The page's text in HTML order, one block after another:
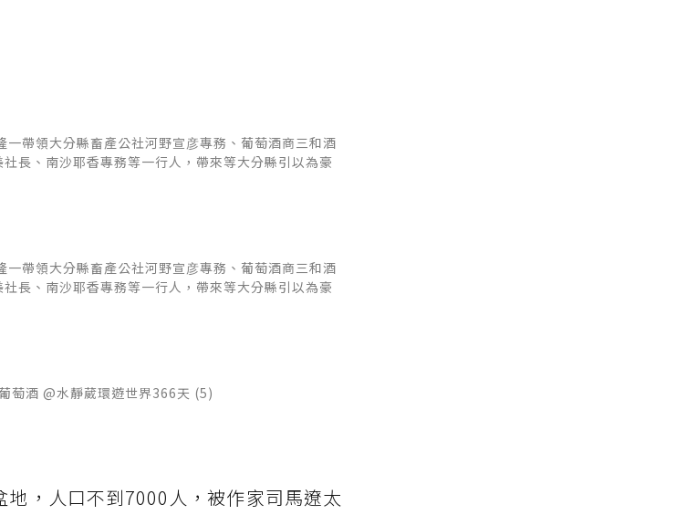
一帶領大分縣畜產公社河野宣彦專務、葡萄酒商三和酒
長、南沙耶香專務等一行人，帶來等大分縣引以為豪
一帶領大分縣畜產公社河野宣彦專務、葡萄酒商三和酒
長、南沙耶香專務等一行人，帶來等大分縣引以為豪
萄酒 @水靜葳環遊世界366天 (5)
地，人口不到7000人，被作家司馬遼太